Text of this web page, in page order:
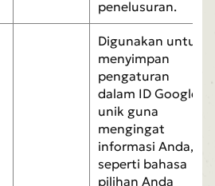
penelusuran.
Digunakan untuk
menyimpan
pengaturan
dalam ID Google
unik guna
mengingat
informasi Anda,
seperti bahasa
pilihan Anda